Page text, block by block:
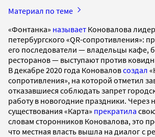
Материал по теме
«Фонтанка» называет Коновалова
петербургского «QR-сопротивления»:
его последователи — владельцы кафе,
ресторанов — выступают против
В декабре 2020 года Коноваловсоздал
сопротивления», на которой отметил
отказавшиеся соблюдать запрет
работу в новогодние праздники. Через
существования «Карта» прекратила
словам сторонников Коновалова, это
что местная власть вышла на диалог с